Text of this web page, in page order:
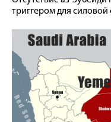
триггером для силовой